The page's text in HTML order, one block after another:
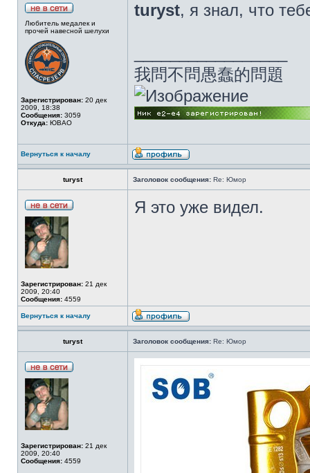
Любитель медалек и
прочей навесной шелухи
Зарегистрирован: 20 дек
2009, 18:38
Сообщения: 3059
Откуда: ЮВАО
turyst, я знал, что
我問不問愚蠢的問題
Вернуться к началу
turyst Заголовок сообщения: Re: Юмор
Зарегистрирован: 21 дек
2009, 20:40
Сообщения: 4559
Я это уже видел.
Вернуться к началу
turyst Заголовок сообщения: Re: Юмор
Зарегистрирован: 21 дек
2009, 20:40
Сообщения: 4559